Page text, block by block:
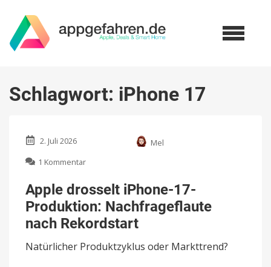
Schlagwort: iPhone 17
2. Juli 2026
Mel
1 Kommentar
drosselt
iPhone-
17-
Produktion:
Nachfrageflaute
nach
Rekordstart
Apple drosselt iPhone-17-
Produktion: Nachfrageflaute
nach Rekordstart
Natürlicher Produktzyklus oder Markttrend?